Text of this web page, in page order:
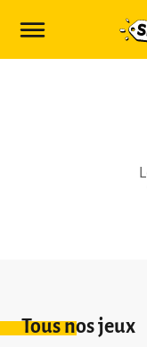
Tous nos jeux